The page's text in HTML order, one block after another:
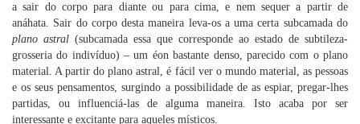
a sair do corpo para diante ou para cima, e nem sequer a partir de
anáhata. Sair do corpo desta maneira leva-os a uma certa subcamada do
plano astral (subcamada essa que corresponde ao estado de subtileza-
grosseria do indivíduo) – um éon bastante denso, parecido com o plano
material. A partir do plano astral, é fácil ver o mundo material, as pessoas
e os seus pensamentos, surgindo a possibilidade de as espiar, pregar-lhes
partidas, ou influenciá-las de alguma maneira. Isto acaba por ser
interessante e excitante para aqueles místicos.